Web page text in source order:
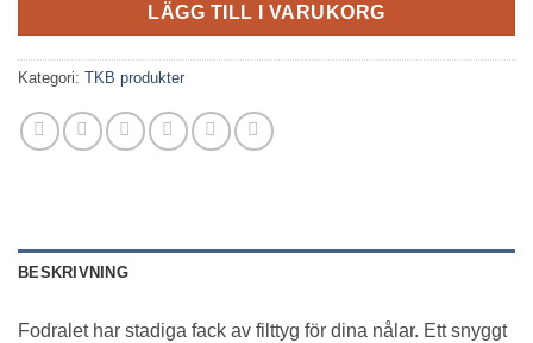
LÄGG TILL I VARUKORG
Kategori: TKB produkter
BESKRIVNING
Fodralet har stadiga fack av filttyg för dina nålar. Ett snyggt